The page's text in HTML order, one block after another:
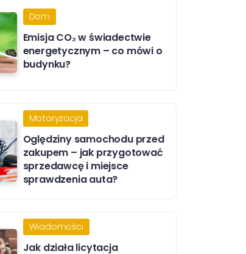
Dom
Emisja CO₂ w świadectwie
energetycznym – co mówi o
budynku?
Motoryzacja
Oględziny samochodu przed
zakupem – jak przygotować
sprzedawcę i miejsce
sprawdzenia auta?
Wiadomości
Jak działa licytacja